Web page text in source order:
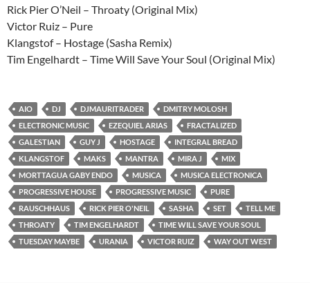
Rick Pier O’Neil – Throaty (Original Mix)
Victor Ruiz – Pure
Klangstof – Hostage (Sasha Remix)
Tim Engelhardt – Time Will Save Your Soul (Original Mix)
AIO DJ DJMAURITRADER
DMITRY MOLOSH
ELECTRONIC MUSIC
EZEQUIEL ARIAS
FRACTALIZED
GALESTIAN
GUY J HOSTAGE
INTEGRAL BREAD
KLANGSTOF
MAKS MANTRA MIRA J
MIX
MORTTAGUA GABY ENDO
MUSICA
MUSICA ELECTRONICA
PROGRESSIVE HOUSE
PROGRESSIVE MUSIC
PURE
RAUSCHHAUS
RICK PIER O'NEIL SASHA SET
TELL ME
THROATY
TIM ENGELHARDT
TIME WILL SAVE YOUR SOUL
TUESDAY MAYBE
URANIA VICTOR RUIZ WAY OUT WEST